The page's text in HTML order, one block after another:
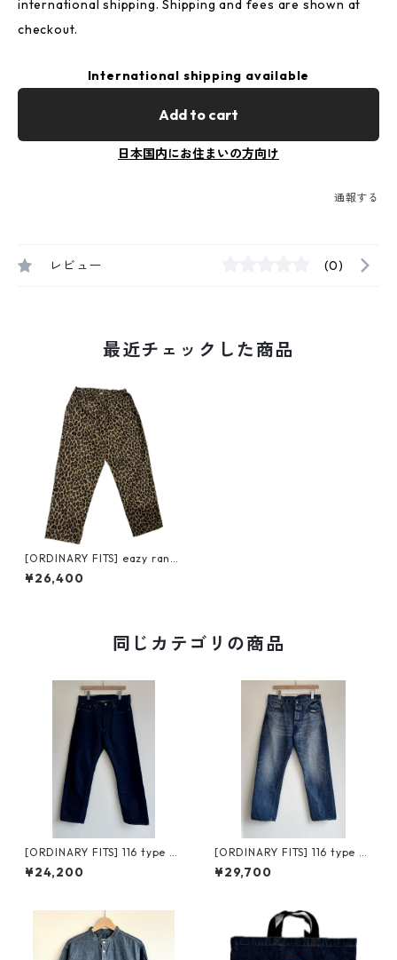
international shipping. Shipping and fees are shown at
checkout.
International shipping available
Add to cart
日本国内にお住まいの方向け
通報する
レビュー (0)
最近チェックした商品
[ORDINARY FITS] eazy ranc
h pants PT013 オーディナリ
ーフィッツ イージー ランチ パ
¥26,400
同じカテゴリの商品
[ORDINARY FITS] 116 type st
andard / one wash オーディ
ナリーフィッツ スタンダード
¥24,200
[ORDINARY FITS] 116 type st
andard / used オーディナリ
ーフィッツ スタンダードデニ
¥29,700